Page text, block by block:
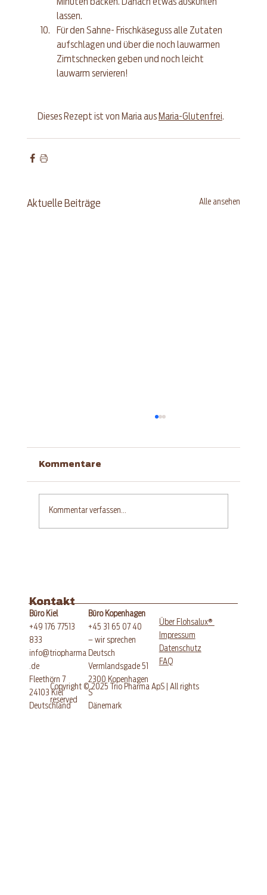
lassen.
Für den Sahne- Frischkäseguss alle Zutaten
aufschlagen und über die noch lauwarmen
Zimtschnecken geben und noch leicht
lauwarm servieren!
Dieses Rezept ist von Maria aus Maria-Glutenfrei.
Aktuelle Beiträge Alle ansehen
Kommentare
Kommentar verfassen...
Kontakt
Büro Kiel
+49 176 77513
833
info@triopharma
.de
Fleethörn 7
24103 Kiel
​Deutschland
Büro Kopenhagen
+45 31 65 07 40
– wir sprechen
Deutsch
Vermlandsgade 51
​2300 Kopenhagen
S
Dänemark
Über Flohsalux®
Impressum
Datenschutz
FAQ
Copyright © 2025 Trio Pharma ApS | All rights
reserved